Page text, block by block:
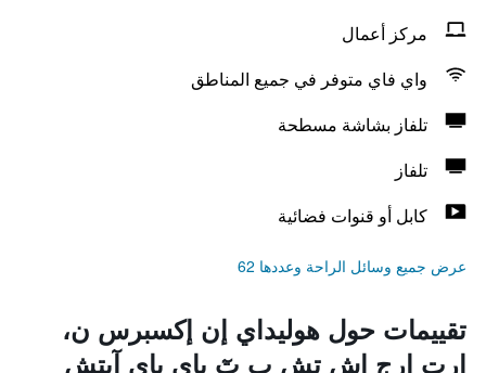
مركز أعمال
واي فاي متوفر في جميع المناطق
تلفاز بشاشة مسطحة
تلفاز
كابل أو قنوات فضائية
عرض جميع وسائل الراحة وعددها 62
تقييمات حول هوليداي إن إكسبرس ن،
ارت ارج اش تش ب تٓ باي باي آيتش